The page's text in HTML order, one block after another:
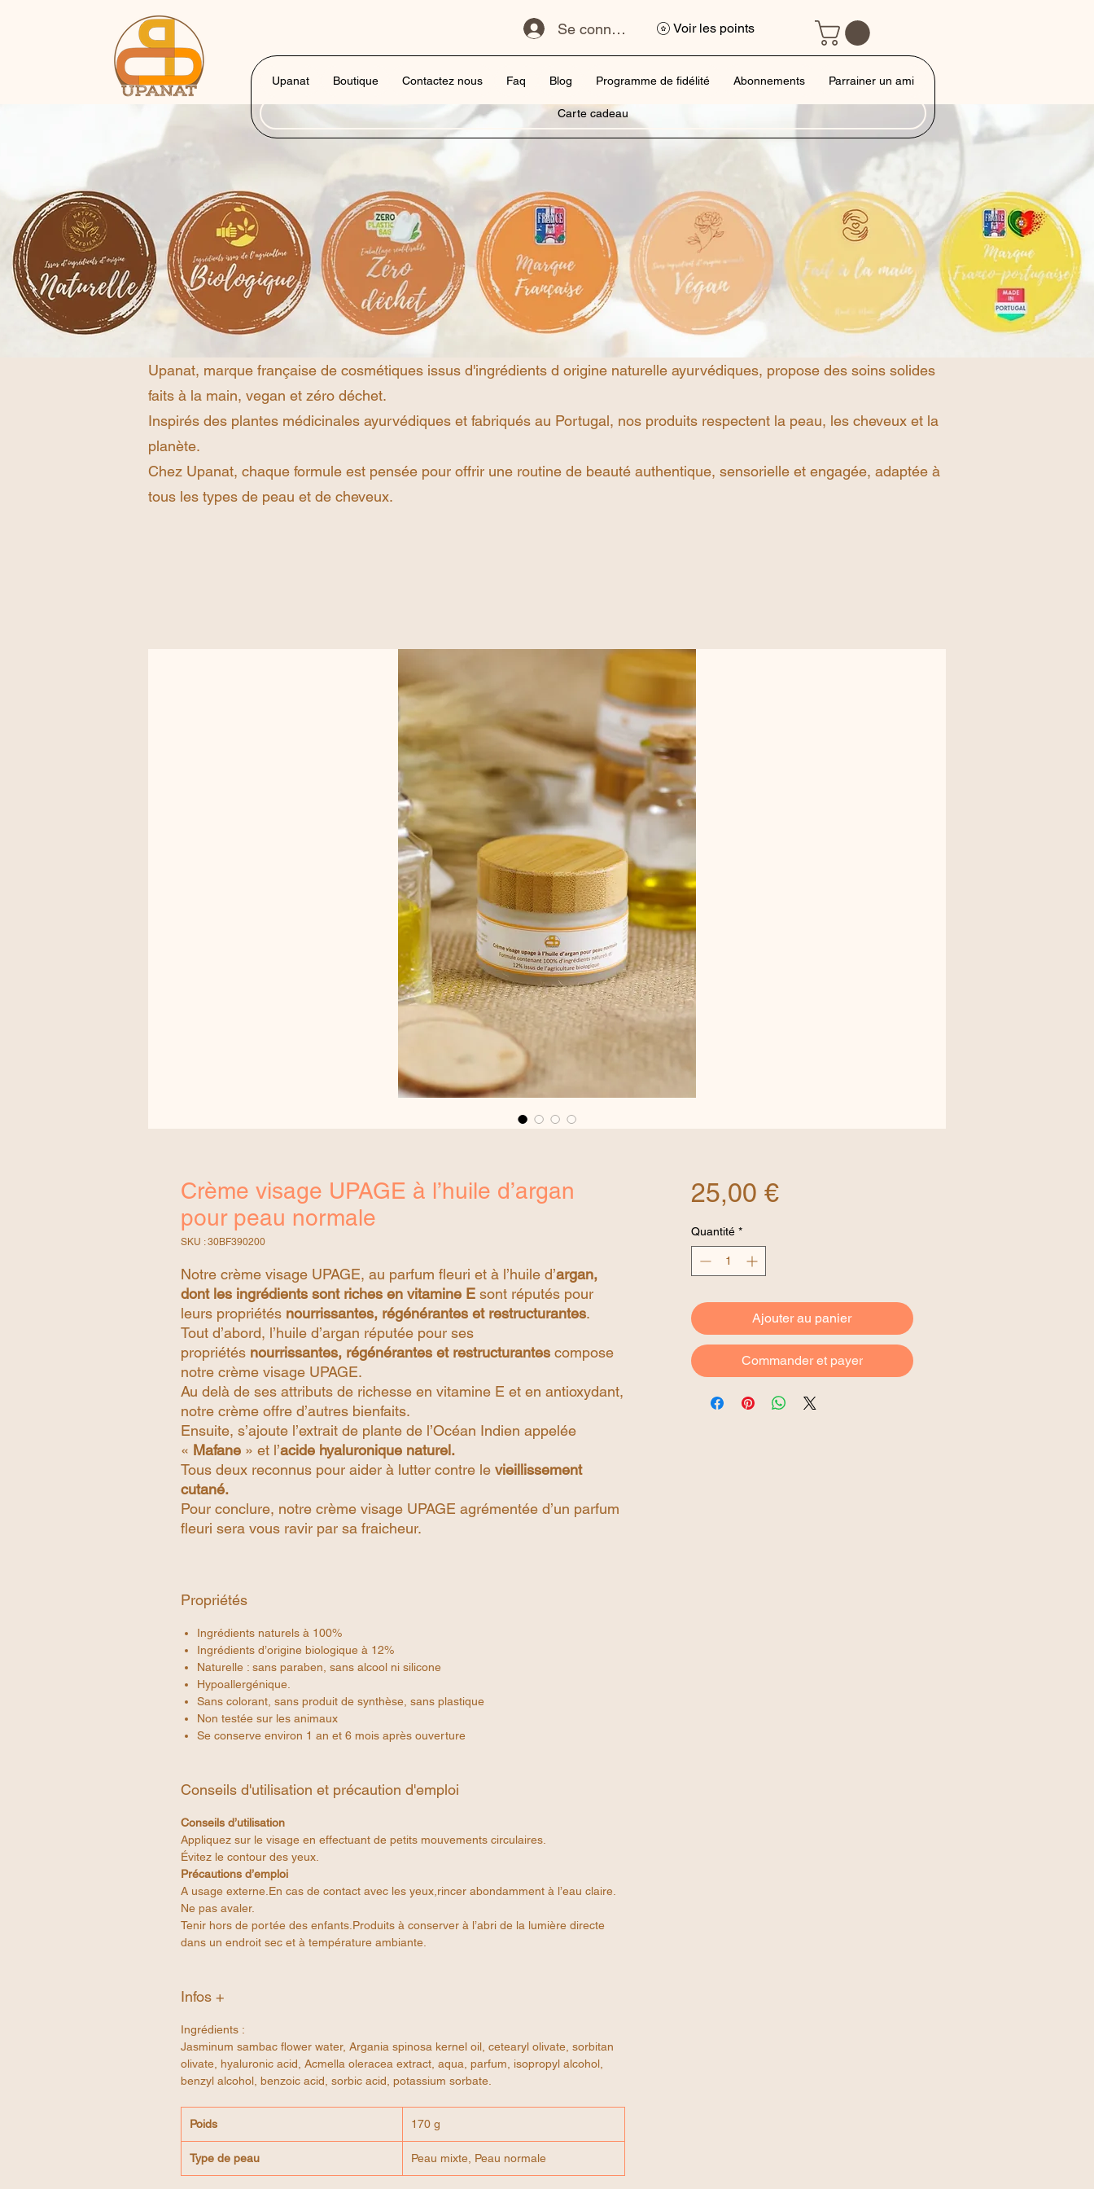
Se connecter Voir les points
Upanat Boutique Contactez nous Faq Blog Programme de fidélité Abonnements Parrainer un ami
Carte cadeau
Upanat, marque française de cosmétiques issus d'ingrédients d origine naturelle ayurvédiques, propose des soins solides
faits à la main, vegan et zéro déchet.
Inspirés des plantes médicinales ayurvédiques et fabriqués au Portugal, nos produits respectent la peau, les cheveux et la
planète.
Chez Upanat, chaque formule est pensée pour offrir une routine de beauté authentique, sensorielle et engagée, adaptée à
tous les types de peau et de cheveux.
Crème visage UPAGE à l’huile d’argan
pour peau normale
SKU : 30BF390200
Notre crème visage UPAGE, au parfum fleuri et à l’huile d’argan,
dont les ingrédients sont riches en vitamine E sont réputés pour
leurs propriétés nourrissantes, régénérantes et restructurantes.
Tout d’abord, l’huile d’argan réputée pour ses
propriétés nourrissantes, régénérantes et restructurantes compose
notre crème visage UPAGE.
Au delà de ses attributs de richesse en vitamine E et en antioxydant,
notre crème offre d’autres bienfaits.
Ensuite, s’ajoute l’extrait de plante de l’Océan Indien appelée
« Mafane » et l’acide hyaluronique naturel.
Tous deux reconnus pour aider à lutter contre le vieillissement
cutané.
Pour conclure, notre crème visage UPAGE agrémentée d’un parfum
fleuri sera vous ravir par sa fraicheur.
Propriétés
​Ingrédients naturels à 100%
Ingrédients d’origine biologique à 12%
Naturelle : sans paraben, sans alcool ni silicone
Hypoallergénique.
Sans colorant, sans produit de synthèse, sans plastique
Non testée sur les animaux
Se conserve environ 1 an et 6 mois après ouverture
Conseils d'utilisation et précaution d'emploi
Conseils d’utilisation
Appliquez sur le visage en effectuant de petits mouvements circulaires.
Évitez le contour des yeux.
Précautions d’emploi
A usage externe.En cas de contact avec les yeux,rincer abondamment à l’eau claire.
Ne pas avaler.
Tenir hors de portée des enfants.Produits à conserver à l’abri de la lumière directe
dans un endroit sec et à température ambiante.
Infos +
Ingrédients :
Jasminum sambac flower water, Argania spinosa kernel oil, cetearyl olivate, sorbitan
olivate, hyaluronic acid, Acmella oleracea extract, aqua, parfum, isopropyl alcohol,
benzyl alcohol, benzoic acid, sorbic acid, potassium sorbate.
Poids 170 g
Type de peau Peau mixte, Peau normale
25,00 €Prix
Quantité *
Ajouter au panier
Commander et payer